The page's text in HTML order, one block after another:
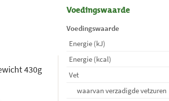
430g
Voedingswaarde
Voedingswaarde
Energie (kJ)
Energie (kcal)
Vet
waarvan verzadigde vetzuren